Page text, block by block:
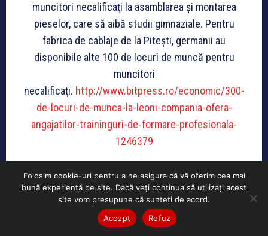
muncitori necalificaţi la asamblarea şi montarea
pieselor, care să aibă studii gimnaziale. Pentru
fabrica de cablaje de la Piteşti, germanii au
disponibile alte 100 de locuri de muncă pentru
muncitori
necalificaţi. http://www.bitpress.ro/economic/300-
de-locuri-de-munca-la-leoni-compania-ofera-
angajatilor-traininguri-de-formare-profesionala-
1246379
Prima staţie de încărcare rapidă pentru maşinile
electrice în Bucureşti
Folosim cookie-uri pentru a ne asigura că vă oferim cea mai
bună experiență pe site. Dacă veți continua să utilizați acest
site vom presupune că sunteți de acord.
Accept
Refuz